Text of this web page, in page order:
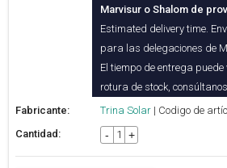
Marvisur o Shalom de
Estimated delivery time.
para las delegaciones de
El tiempo de entrega
rotura de stock,
Fabricante:
Trina Solar | Codigo de
Cantidad:
- +